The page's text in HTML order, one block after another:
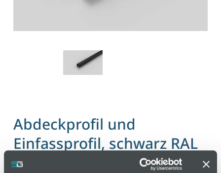
Abdeckprofil und
Einfassprofil, schwarz RAL
9005, Nut 8